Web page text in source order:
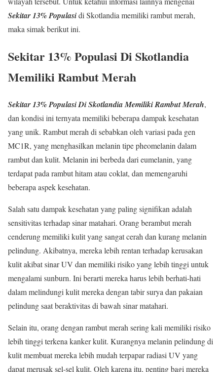
Sekitar 13% Populasidi Skotlandia memiliki rambut merah,
maka simak berikut ini.
Sekitar 13% Populasi Di Skotlandia
Memiliki Rambut Merah
Sekitar 13% Populasi Di Skotlandia Memiliki Rambut Merah,
dan kondisi ini ternyata memiliki beberapa dampak kesehatan
yang unik. Rambut merah di sebabkan oleh variasi pada gen
MC1R, yang menghasilkan melanin tipe pheomelanin dalam
rambut dan kulit. Melanin ini berbeda dari eumelanin, yang
terdapat pada rambut hitam atau coklat, dan memengaruhi
beberapa aspek kesehatan.
Salah satu dampak kesehatan yang paling signifikan adalah
sensitivitas terhadap sinar matahari. Orang berambut merah
cenderung memiliki kulit yang sangat cerah dan kurang melanin
pelindung. Akibatnya, mereka lebih rentan terhadap kerusakan
kulit akibat sinar UV dan memiliki risiko yang lebih tinggi untuk
mengalami sunburn. Ini berarti mereka harus lebih berhati-hati
dalam melindungi kulit mereka dengan tabir surya dan pakaian
pelindung saat beraktivitas di bawah sinar matahari.
Selain itu, orang dengan rambut merah sering kali memiliki risiko
lebih tinggi terkena kanker kulit. Kurangnya melanin pelindung di
kulit membuat mereka lebih mudah terpapar radiasi UV yang
dapat merusak sel-sel kulit. Oleh karena itu, penting bagi mereka